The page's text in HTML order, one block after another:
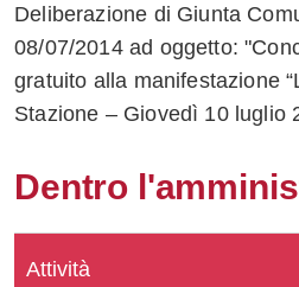
network
su
su
Deliberazione di Giunta
08/07/2014 ad oggetto:
gratuito alla manifestazione
Stazione – Giovedì 10 luglio
Dentro
Attività